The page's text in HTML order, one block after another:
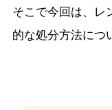
そこで今回は、レ
的な処分方法につ